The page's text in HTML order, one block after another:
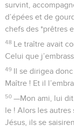
survint,
d’épées et de
chefs des *prêtres
48 Le traître avait
Celui que
49 Il se dirigea
Maître ! Et il
50 —Mon ami, lui dit
le ! Alors les autres
Jésus, ils se